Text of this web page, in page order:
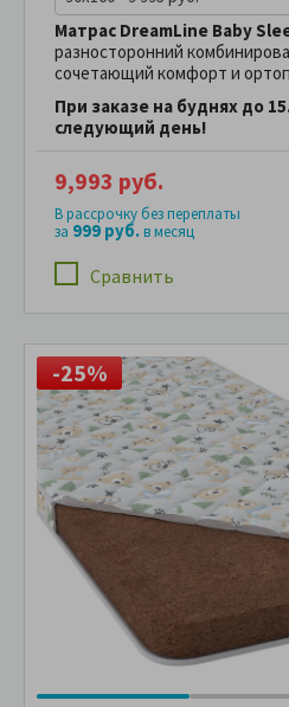
Матрас DreamLine Baby
разносторонний
сочетающий комфорт и
При заказе на буднях до
следующий день!
Сравнить
9,993 руб.
В рассрочку без переплаты
за 999 руб.в месяц
-25%